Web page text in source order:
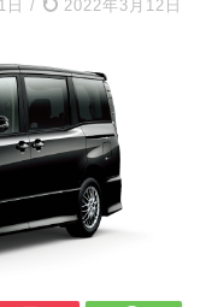
日 / 2022年3月12日